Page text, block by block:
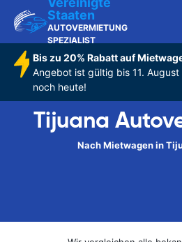
Staaten
AUTOVERMIETUNG
SPEZIALIST
Bis zu 20% Rabatt auf
Angebot ist gültig bis 11.
noch heute!
Tijuana
Nach Mietwagen in